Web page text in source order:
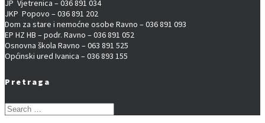
JP Vjetrenica – 036 891 034
JKP Popovo – 036 891 202
Dom za stare i nemoćne osobe Ravno – 036 891 093
EP HZ HB – podr. Ravno – 036 891 052
Osnovna škola Ravno – 063 891 525
Općinski ured Ivanica – 036 893 155
Pretraga
Search
for: